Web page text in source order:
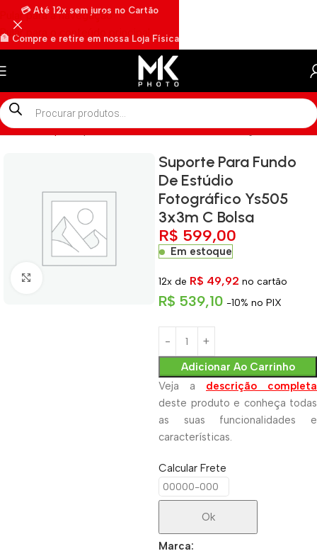
Pular para a navegação
Pular para o conteúdo principal
Início»Shop»Suporte Para Fundo De Estúdio Fotográfico
Suporte Para Fundo
De Estúdio
Fotográfico Ys505
3x3m C Bolsa
R$ 599,00
Em estoque
12x de R$ 49,92 no cartão
R$ 539,10 -10% no PIX
Adicionar Ao Carrinho
Veja a descrição completa
deste produto e conheça todas
as suas funcionalidades e
características.
Calcular Frete
Ok
Marca:
💳 Até 12x sem juros no Cartão
🏦 Compre e retire em nossa Loja Física
🏍️ Envios rápidos por Motoboy